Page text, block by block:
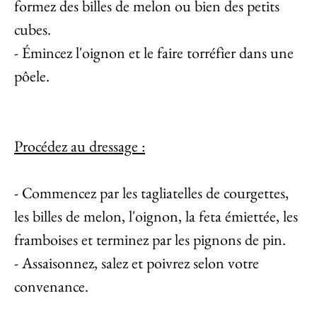
formez des billes de melon ou bien des petits
cubes.
- Émincez l'oignon et le faire torréfier dans une
pôele.
Procédez au dressage :
- Commencez par les tagliatelles de courgettes,
les billes de melon, l'oignon, la feta émiettée, les
framboises et terminez par les pignons de pin.
- Assaisonnez, salez et poivrez selon votre
convenance.